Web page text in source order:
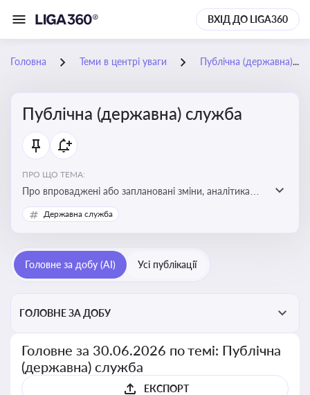
ВХІД ДО LIGA360
Головна Теми в центрі уваги Публічна (державна) служба
Публічна (державна) служба
ПРО ЩО ТЕМА:
Про впроваджені або заплановані зміни, аналітика
судової практики щодо держслужби, оцінка ризиків
для посадовців, вплив новацій на організаційну
дотримання етичних стандартів
Державна служба
Головне за добу (AI) Усі публікації
ГОЛОВНЕ ЗА ДОБУ
Головне за 30.06.2026 по темі: Публічна
(державна) служба
ЕКСПОРТ